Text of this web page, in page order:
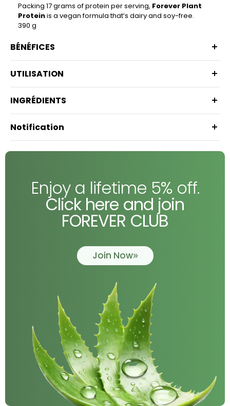
Packing 17 grams of protein per serving, Forever Plant
Proteinis a vegan formula that’s dairy and soy-free.
390 g
BÉNÉFICES
UTILISATION
INGRÉDIENTS
Notification
Enjoy a lifetime 5% off.
Click here and join
FOREVER CLUB
Join Now